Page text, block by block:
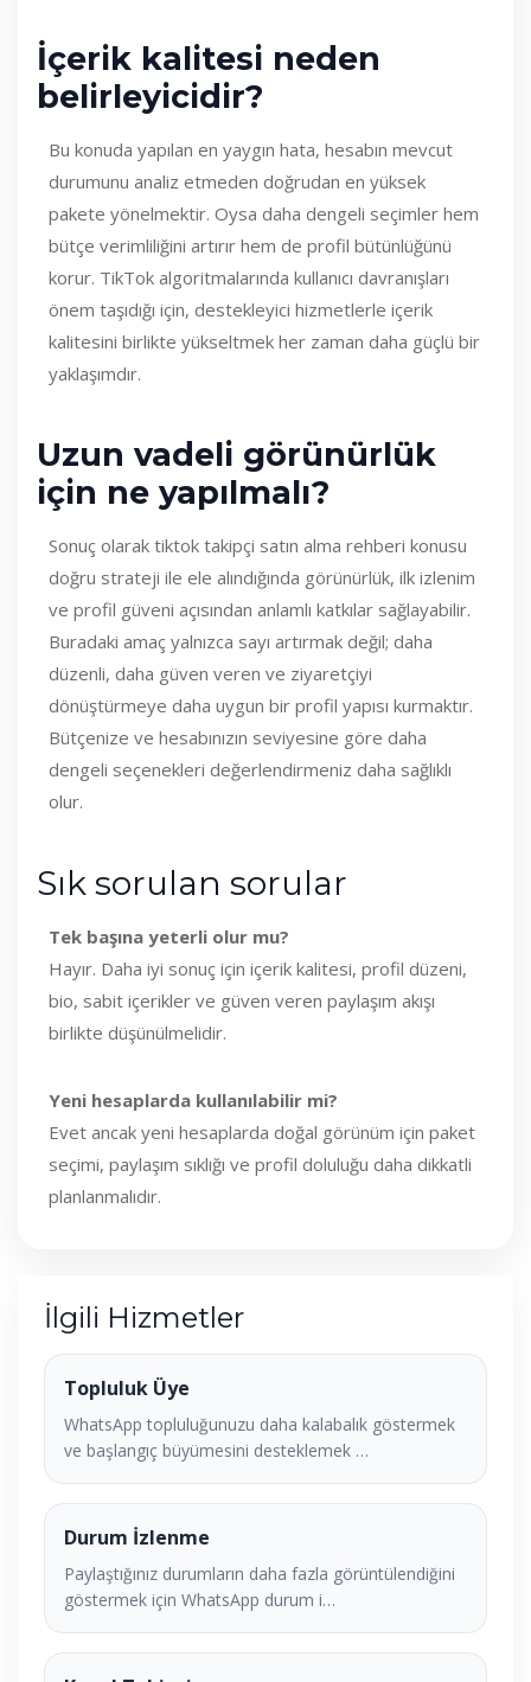
İçerik kalitesi neden
belirleyicidir?
Bu konuda yapılan en yaygın hata, hesabın mevcut
durumunu analiz etmeden doğrudan en yüksek
pakete yönelmektir. Oysa daha dengeli seçimler hem
bütçe verimliliğini artırır hem de profil bütünlüğünü
korur. TikTok algoritmalarında kullanıcı davranışları
önem taşıdığı için, destekleyici hizmetlerle içerik
kalitesini birlikte yükseltmek her zaman daha güçlü bir
yaklaşımdır.
Uzun vadeli görünürlük
için ne yapılmalı?
Sonuç olarak tiktok takipçi satın alma rehberi konusu
doğru strateji ile ele alındığında görünürlük, ilk izlenim
ve profil güveni açısından anlamlı katkılar sağlayabilir.
Buradaki amaç yalnızca sayı artırmak değil; daha
düzenli, daha güven veren ve ziyaretçiyi
dönüştürmeye daha uygun bir profil yapısı kurmaktır.
Bütçenize ve hesabınızın seviyesine göre daha
dengeli seçenekleri değerlendirmeniz daha sağlıklı
olur.
Sık sorulan sorular
Tek başına yeterli olur mu?
Hayır. Daha iyi sonuç için içerik kalitesi, profil düzeni,
bio, sabit içerikler ve güven veren paylaşım akışı
birlikte düşünülmelidir.
Yeni hesaplarda kullanılabilir mi?
Evet ancak yeni hesaplarda doğal görünüm için paket
seçimi, paylaşım sıklığı ve profil doluluğu daha dikkatli
planlanmalıdır.
İlgili Hizmetler
Topluluk Üye
WhatsApp topluluğunuzu daha kalabalık göstermek
ve başlangıç büyümesini desteklemek …
Durum İzlenme
Paylaştığınız durumların daha fazla görüntülendiğini
göstermek için WhatsApp durum i…